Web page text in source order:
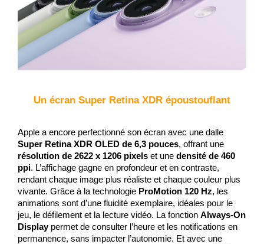
Un écran Super Retina XDR époustouflant
Super Retina XDR OLED de 6,3 pouces
résolution de 2622 x 1206 pixels et une densité de 460
ppi. L’affichage gagne en profondeur et en contraste,
rendant chaque image plus réaliste et chaque couleur plus
vivante. Grâce à la technologie ProMotion 120 Hz, les
animations sont d’une fluidité exemplaire, idéales pour le
jeu, le défilement et la lecture vidéo. La fonction Always-On
Display permet de consulter l’heure et les notifications en
permanence, sans impacter l’autonomie. Et avec une